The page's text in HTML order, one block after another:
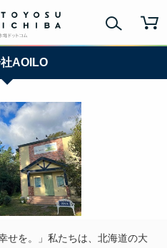
AOILO
せを。」私たちは、北海道の大